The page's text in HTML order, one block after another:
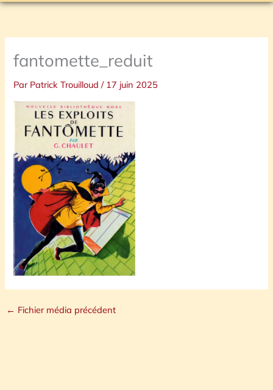
fantomette_reduit
Par Patrick Trouilloud/ 17 juin 2025
← Fichier média précédent